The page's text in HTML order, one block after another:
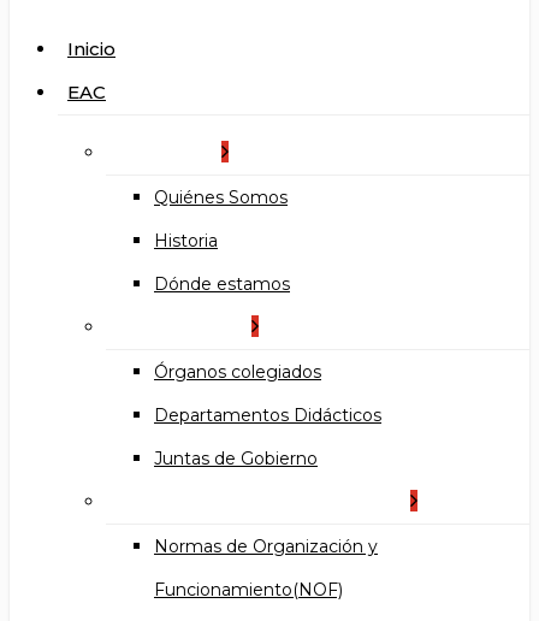
search
Menu
Inicio
EAC
Quiénes Somos
Historia
Dónde estamos
Órganos colegiados
Departamentos Didácticos
Juntas de Gobierno
Normas de Organización y
Funcionamiento(NOF)